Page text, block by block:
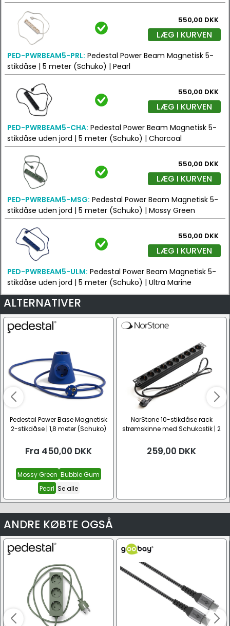
550,00 DKK
LÆG I KURVEN
PED-PWRBEAM5-PRL: Pedestal Power Beam Magnetisk 5-
stikdåse | 5 meter (Schuko) | Pearl
550,00 DKK
LÆG I KURVEN
PED-PWRBEAM5-CHA: Pedestal Power Beam Magnetisk 5-
stikdåse uden jord | 5 meter (Schuko) | Charcoal
550,00 DKK
LÆG I KURVEN
PED-PWRBEAM5-MSG: Pedestal Power Beam Magnetisk 5-
stikdåse uden jord | 5 meter (Schuko) | Mossy Green
550,00 DKK
LÆG I KURVEN
PED-PWRBEAM5-ULM: Pedestal Power Beam Magnetisk 5-
stikdåse uden jord | 5 meter (Schuko) | Ultra Marine
ALTERNATIVER
Pedestal Power Base Magnetisk
2-stikdåse | 1,8 meter (Schuko)
Fra 450,00 DKK
Mossy Green Bubble Gum
Pearl Se alle
NorStone 10-stikdåse rack
strømskinne med Schukostik | 2
259,00 DKK
ANDRE KØBTE OGSÅ